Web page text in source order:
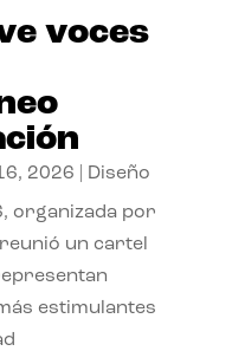
voces
2026 Diseño
organizada por
un cartel
estimulantes